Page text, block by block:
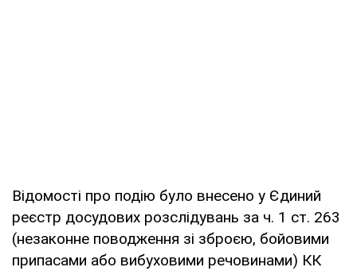
Відомості про подію було внесено у Єдиний
реєстр досудових розслідувань за ч. 1 ст. 263
(незаконне поводження зі зброєю, бойовими
припасами або вибуховими речовинами) КК